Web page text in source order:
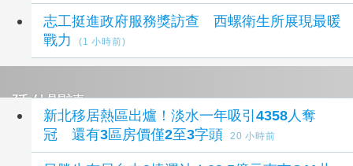
志工挺進政府服務獎訪查 西螺衛生所展現最暖
戰力
(1 小時前)
延伸閱讀
新北移居熱區出爐！淡水一年吸引4358人奪
冠 還有3區房價僅2至3字頭
20 小時前